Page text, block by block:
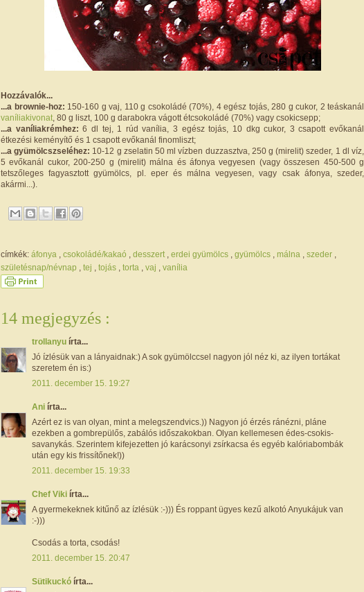
Hozzávalók...
...a brownie-hoz: 150-160 g vaj, 110 g csokoládé (70%), 4 egész tojás, 280 g cukor, 2 teáskanál
vaníliakivonat , 80 g liszt, 100 g darabokra vágott étcsokoládé (70%) vagy csokicsepp;
...a vaníliakrémhez: 6 dl tej, 1 rúd vanília, 3 egész tojás, 10 dkg cukor, 3 csapott evőkanál
étkezési keményítő és 1 csapott evőkanál finomliszt;
...a gyümölcszseléhez: 10-12 g zselatin 50 ml vízben duzzasztva, 250 g (mirelit) szeder, 1 dl víz,
5 evőkanál cukor, 200-250 g (mirelit) málna és áfonya vegyesen (vagy összesen 450-500 g
tetszőleges fagyasztott gyümölcs, pl. eper és málna vegyesen, vagy csak áfonya, szeder,
akármi...).
címkék: áfonya csokoládé/kakaó desszert erdei gyümölcs gyümölcs málna szeder
születésnap/névnap
tej tojás torta vaj vanília
14 megjegyzés :
trollanyu írta...
Jó ízlésük van a lányaidnak:) A sok gyümölccsel nagyon jól néz ki, az ilyen tortákat
szeretem én is:)
2011. december 15. 19:27
Ani írta...
Azért ez is van olyan, mint a melegszendvics.)) Nagyon jó érzés ránézni, pláne
ezekben a gombrepülős, zabálós időszakokban. Olyan kellemesen édes-csokis-
savanykás. Szerintem kifejezetten jó karácsonyi zsírkacsa és egyéb kalóriabombák
után egy kis frissítőnek!))
2011. december 15. 19:33
Chef Viki írta...
A gyermekeknek kitűnő az ízlésük :-))) És roppant ügyes kezű alkotó Anyukájuk van
:-)))
Csodás a torta, csodás!
2011. december 15. 20:47
Sütikuckó írta...